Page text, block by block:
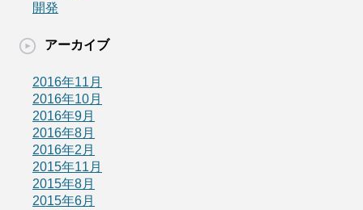
開発
アーカイブ
2016年11月
2016年10月
2016年9月
2016年8月
2016年2月
2015年11月
2015年8月
2015年6月